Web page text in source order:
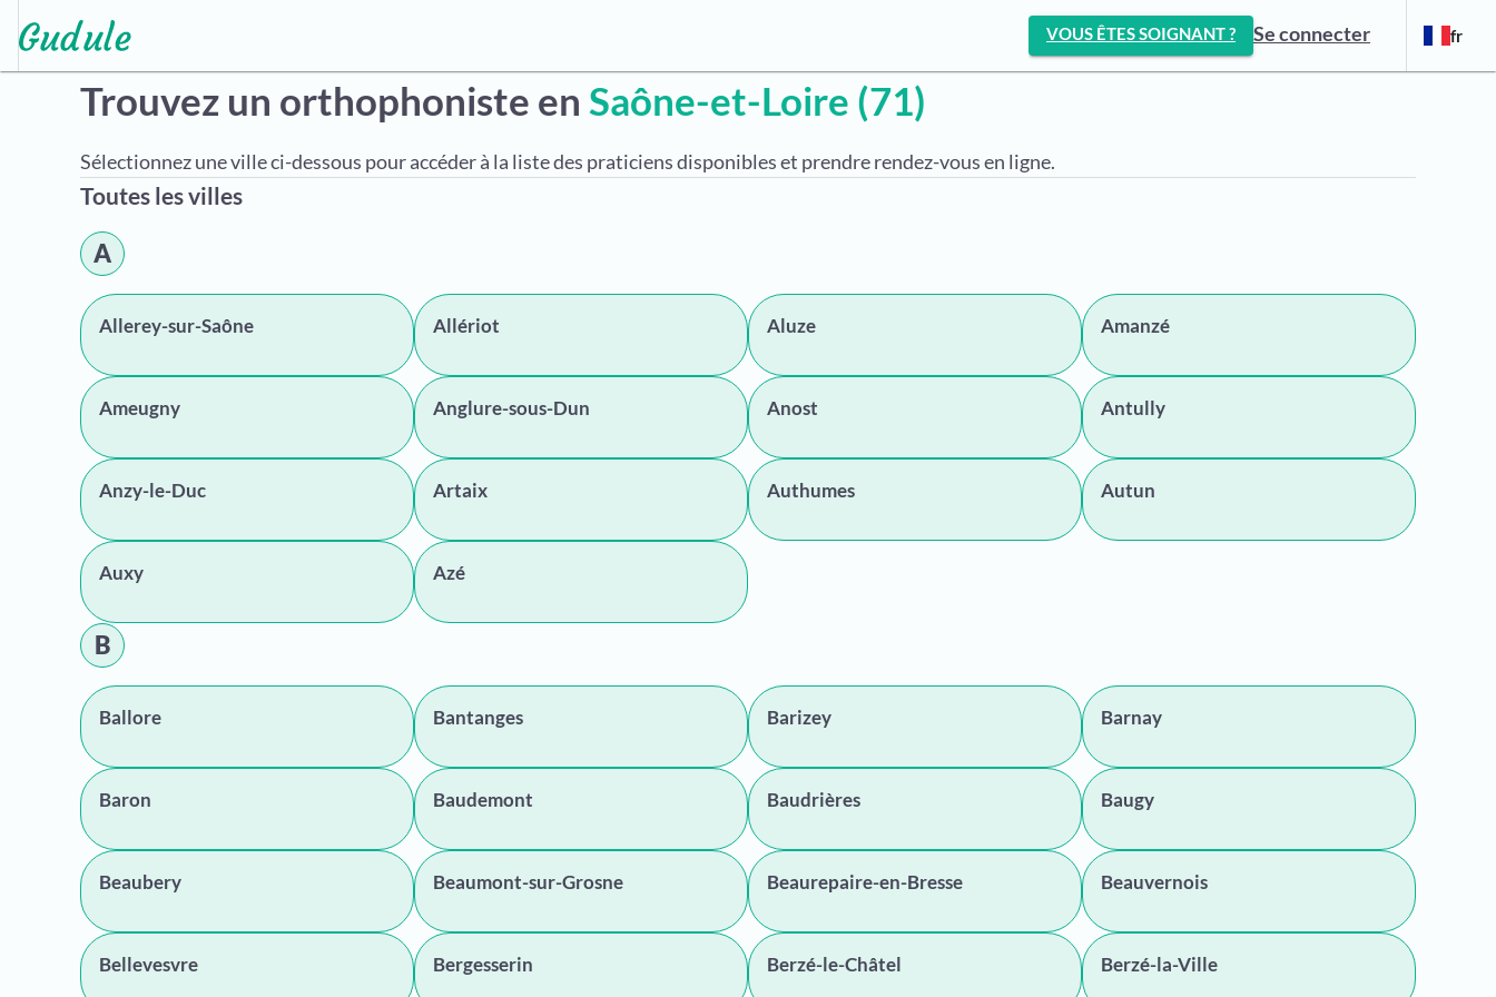
VOUS ÊTES SOIGNANT ? Se connecter fr
Trouvez un orthophoniste en Saône-et-Loire (71)
Sélectionnez une ville ci-dessous pour accéder à la liste des praticiens disponibles et prendre rendez-vous en ligne.
Toutes les villes
A
Allerey-sur-Saône Allériot Aluze Amanzé
Ameugny Anglure-sous-Dun Anost Antully
Anzy-le-Duc Artaix Authumes Autun
Auxy Azé
B
Ballore Bantanges Barizey Barnay
Baron Baudemont Baudrières Baugy
Beaubery Beaumont-sur-Grosne Beaurepaire-en-Bresse Beauvernois
Bellevesvre Bergesserin Berzé-le-Châtel Berzé-la-Ville